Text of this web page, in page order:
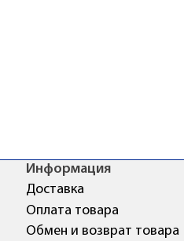
Информация
Доставка
Оплата товара
Обмен и возврат товара